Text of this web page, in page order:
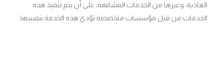
العادية، وغيرها من الخدمات المشابهة، على أن يتم تنفيذ هذه
الخدمات من قبل مؤسسات متخصصة تؤدي هذه الخدمة بنفسها.